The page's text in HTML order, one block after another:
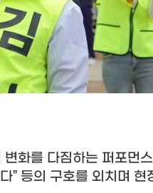
화를 다짐하는 퍼포먼
” 등의 구호를 외치며 현